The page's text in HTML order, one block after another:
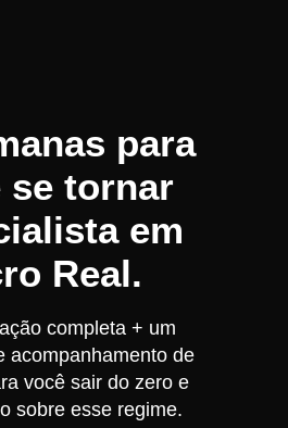
para
se tornar
em
Real.
completa + um
acompanhamento de
você sair do zero e
sobre esse regime.